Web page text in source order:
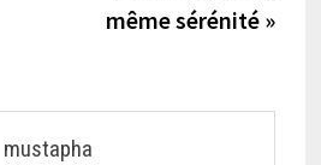
même sérénité »
mustapha